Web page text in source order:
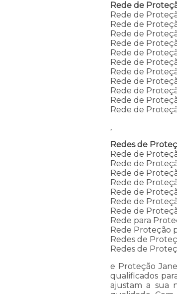
Rede de
Rede de
Rede de
Rede de
Rede de
Rede de
Rede de
Rede de
Rede de
Rede de
Rede de
Rede de
,
Redes de
Rede de
Rede de
Rede de
Rede de
Rede de
Rede de
Rede de
Rede para
Rede Proteção
Redes de
Redes de
e Proteção
qualificados
ajustam a sua